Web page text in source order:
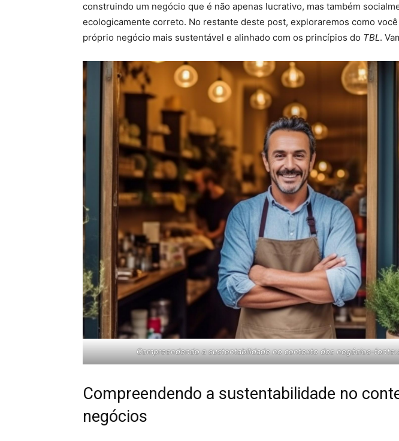
construindo um negócio que é não apenas lucrativo, mas também
ecologicamente correto. No restante deste post, exploraremos como
próprio negócio mais sustentável e alinhado com os princípios do TBL.
Compreendendo a sustentabilidade no contexto dos negócios-
Compreendendo a sustentabilidade no
negócios